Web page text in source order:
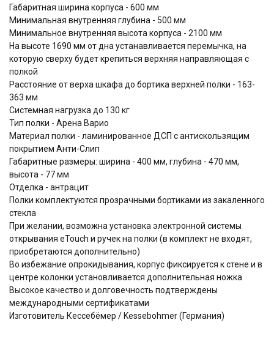
Габаритная ширина корпуса - 600 мм
Минимальная внутренняя глубина - 500 мм
Минимальное внутренняя высота корпуса - 2100 мм
На высоте 1690 мм от дна устанавливается перемычка, на
которую сверху будет крепиться верхняя направляющая с
полкой
Расстояние от верха шкафа до бортика верхней полки - 163-
363 мм
Системная нагрузка до 130 кг
Тип полки - Арена Варио
Материал полки - ламинированное ДСП с антискользящим
покрытием Анти-Слип
Габаритные размеры: ширина - 400 мм, глубина - 470 мм,
высота - 77 мм
Отделка - антрацит
Полки комплектуются прозрачными бортиками из закаленного
стекла
При желании, возможна установка электронной системы
открывания eTouch и ручек на полки (в комплект не входят,
приобретаются дополнительно)
Во избежание опрокидывания, корпус фиксируется к стене и в
центре колонки установливается дополнительная ножка
Высокое качество и долговечность подтверждены
международными сертификатами
Изготовитель Кессебёмер / Kessebohmer (Германия)